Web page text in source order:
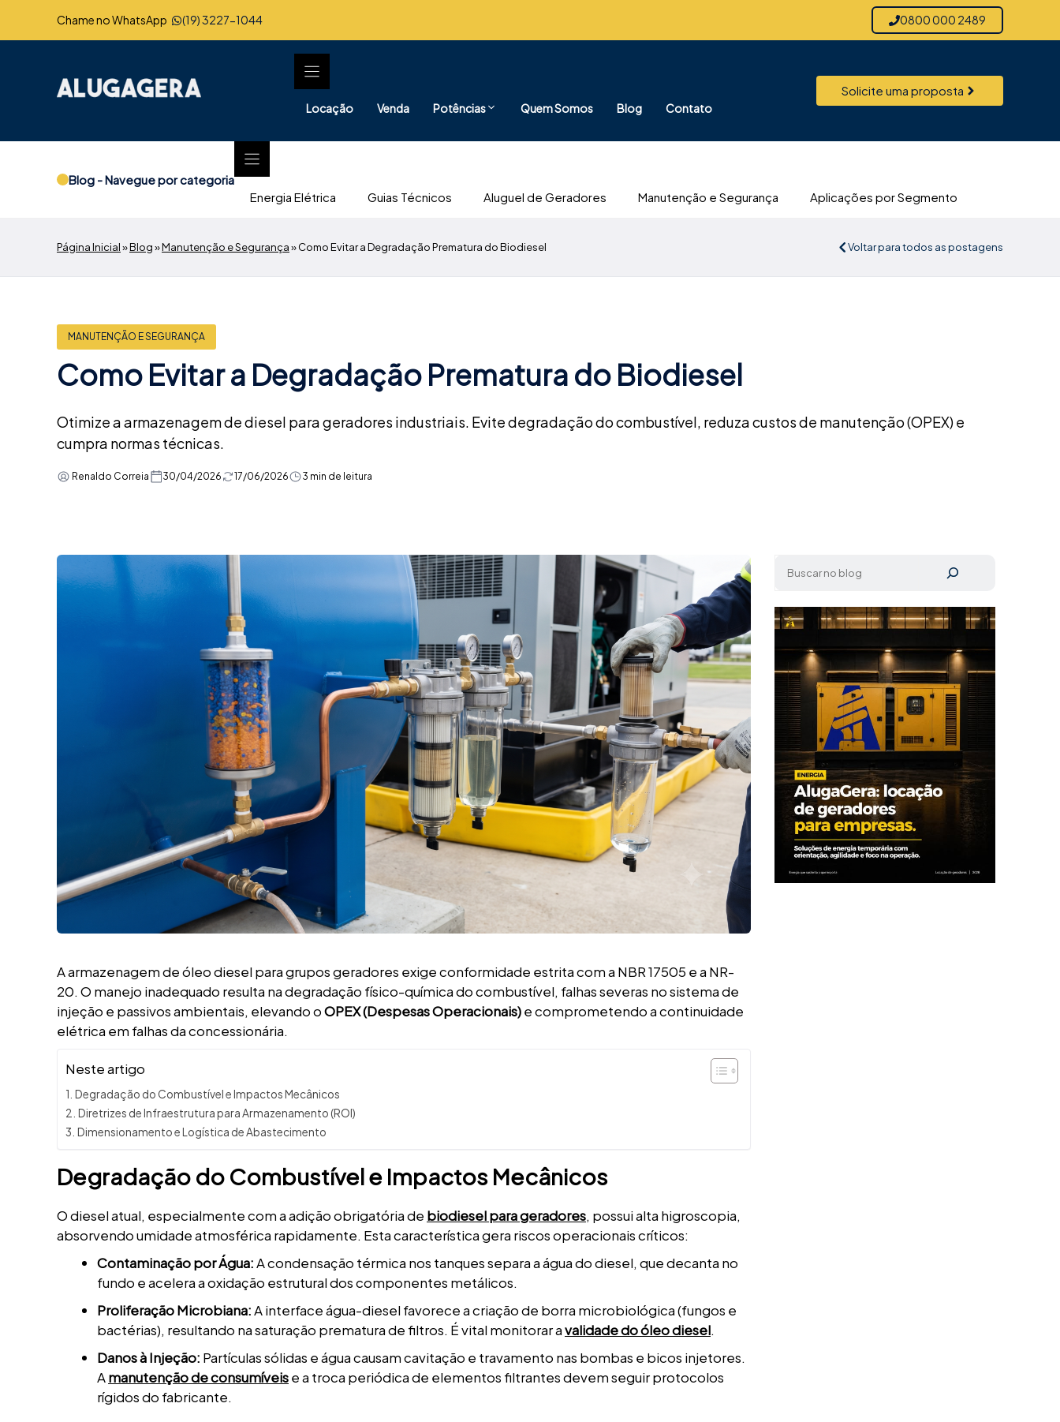
Chame no WhatsApp (19) 3227-1044 0800 000 2489
Locação Venda Potências Quem Somos Blog Contato
Solicite uma proposta
Blog - Navegue por categoria
Energia Elétrica
Guias Técnicos Aluguel de Geradores Manutenção e Segurança Aplicações por Segmento
Página Inicial»Blog»Manutenção e Segurança»Como Evitar a Degradação Prematura do Biodiesel Voltar para todos as postagens
MANUTENÇÃO E SEGURANÇA
Como Evitar a Degradação Prematura do Biodiesel
Otimize a armazenagem de diesel para geradores industriais. Evite degradação do combustível, reduza custos de manutenção (OPEX) e
cumpra normas técnicas.
Renaldo Correia 30/04/2026 17/06/2026 3 min de leitura
A armazenagem de óleo diesel para grupos geradores exige conformidade estrita com a NBR 17505 e a NR-
20. O manejo inadequado resulta na degradação físico-química do combustível, falhas severas no sistema de
injeção e passivos ambientais, elevando oOPEX (Despesas Operacionais)e comprometendo a continuidade
elétrica em falhas da concessionária.
Neste artigo
Degradação do Combustível e Impactos Mecânicos
Diretrizes de Infraestrutura para Armazenamento (ROI)
Dimensionamento e Logística de Abastecimento
Degradação do Combustível e Impactos Mecânicos
O diesel atual, especialmente com a adição obrigatória de biodiesel para geradores, possui alta higroscopia,
absorvendo umidade atmosférica rapidamente. Esta característica gera riscos operacionais críticos:
Contaminação por Água:A condensação térmica nos tanques separa a água do diesel, que decanta no
fundo e acelera a oxidação estrutural dos componentes metálicos.
Proliferação Microbiana:A interface água-diesel favorece a criação de borra microbiológica (fungos e
bactérias), resultando na saturação prematura de filtros. É vital monitorar avalidade do óleo diesel.
Danos à Injeção: Partículas sólidas e água causam cavitação e travamento nas bombas e bicos injetores.
Amanutenção de consumíveise a troca periódica de elementos filtrantes devem seguir protocolos
rígidos do fabricante.